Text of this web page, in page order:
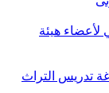
هيئة
تدريس التراث